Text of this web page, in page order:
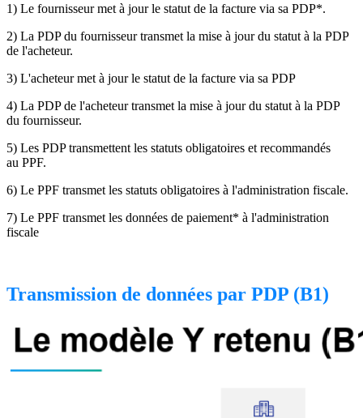
1) Le fournisseur met à jour le statut de la facture via sa PDP*.
2) La PDP du fournisseur transmet la mise à jour du statut à la PDP
de l'acheteur.
3) L'acheteur met à jour le statut de la facture via sa PDP
4) La PDP de l'acheteur transmet la mise à jour du statut à la PDP
du fournisseur.
5) Les PDP transmettent les statuts obligatoires et recommandés
au PPF.
6) Le PPF transmet les statuts obligatoires à l'administration fiscale.
7) Le PPF transmet les données de paiement* à l'administration
fiscale
Transmission de données par PDP (B1)